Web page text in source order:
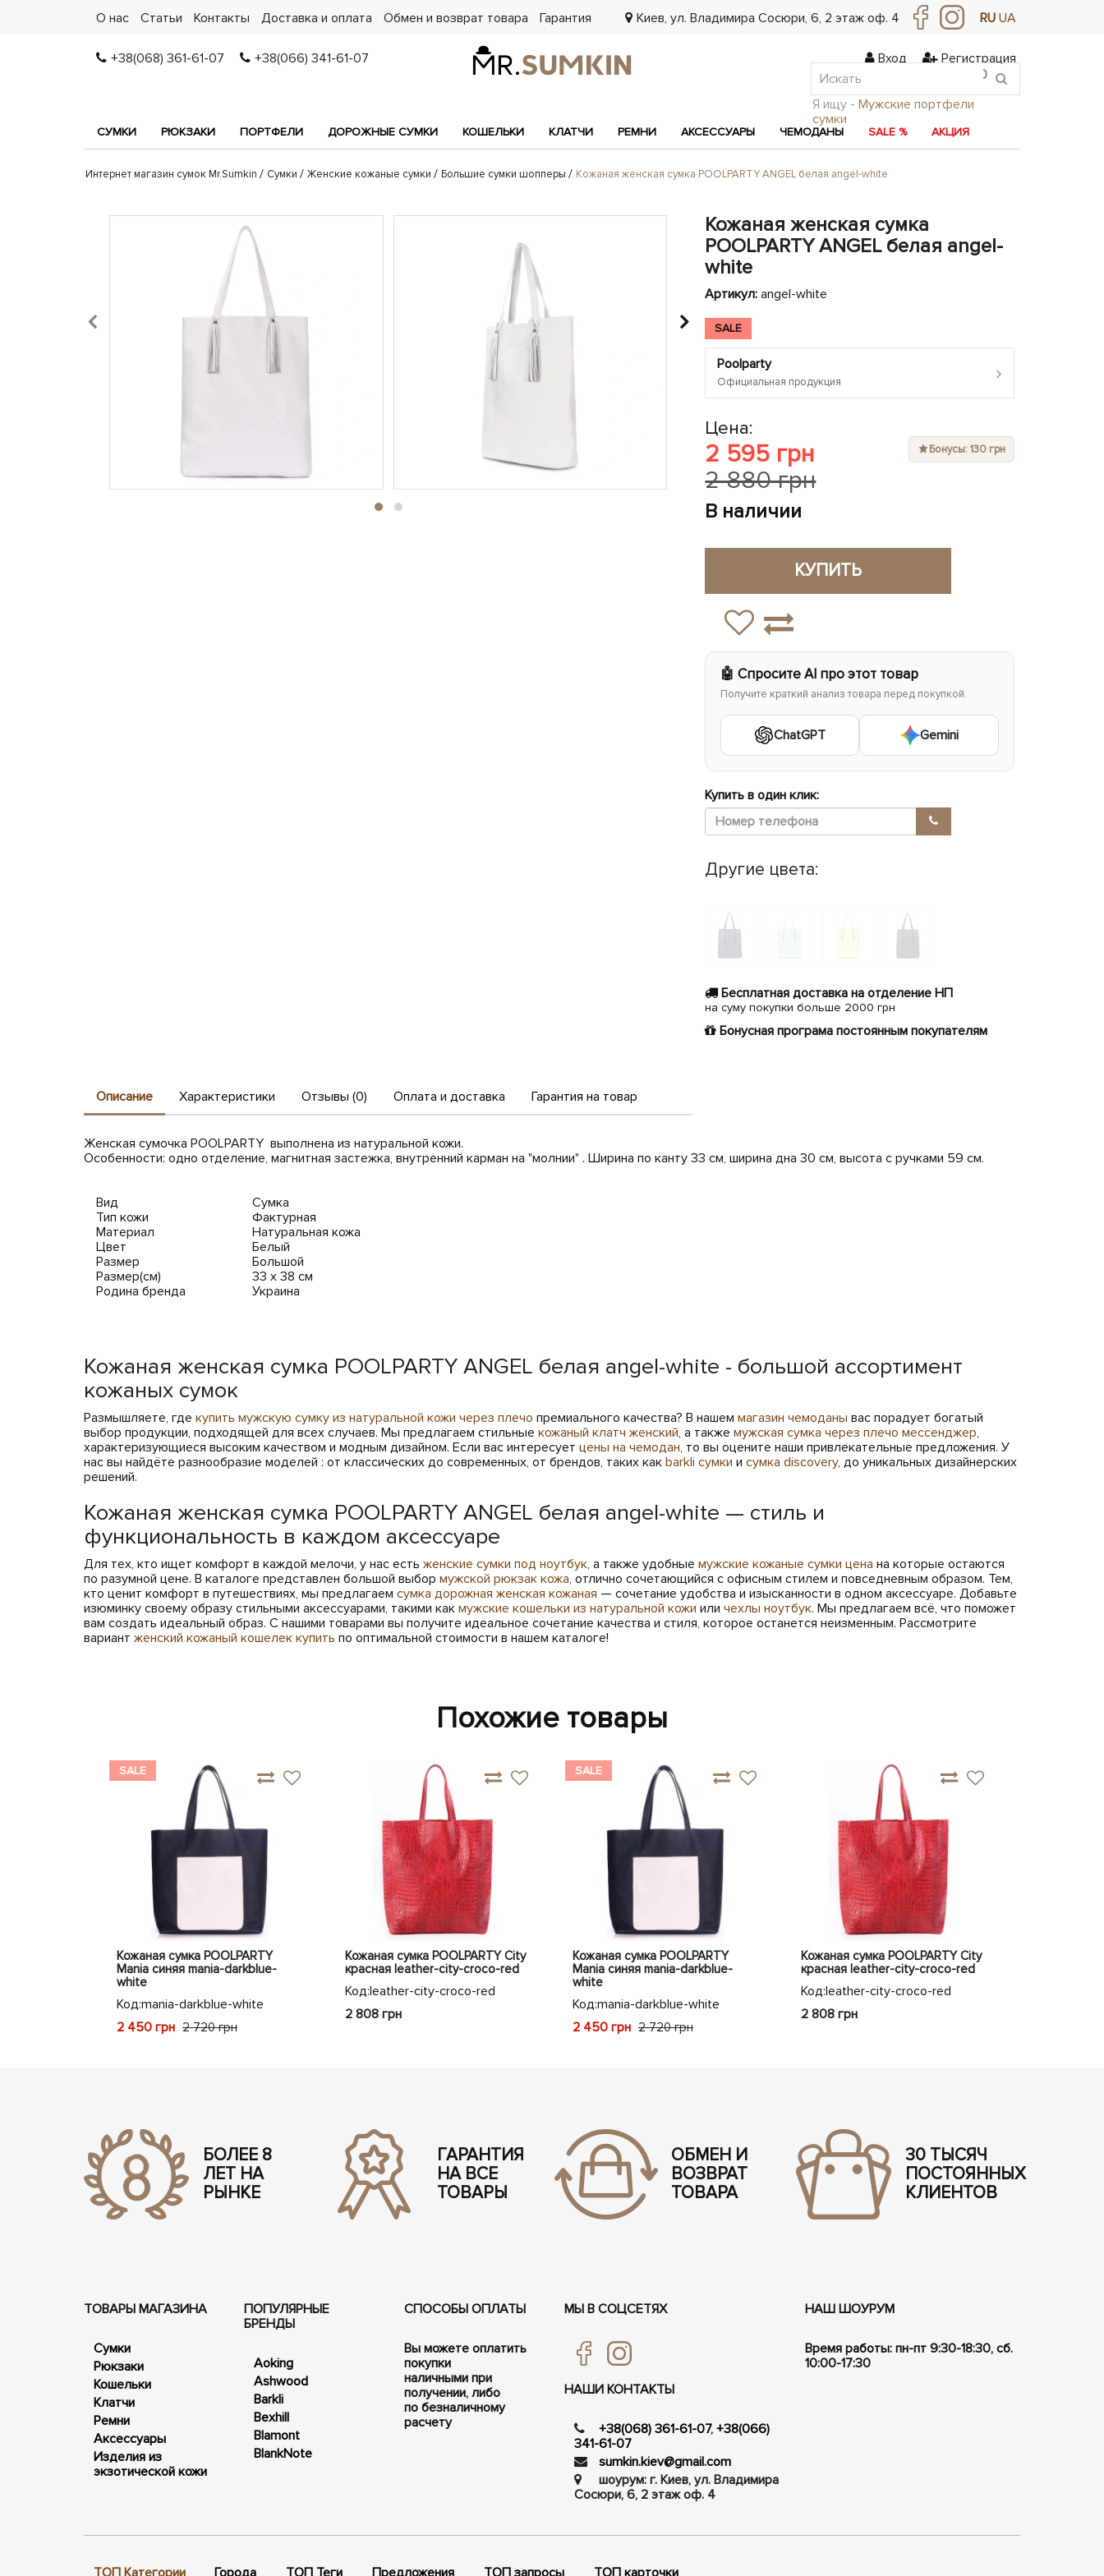
О нас Статьи Контакты Доставка и оплата Обмен и возврат товара Гарантия RU UA
Киев, ул. Владимира Сосюри, ​​6, 2 этаж оф. 4
+38(068) 361-61-07 +38(066) 341-61-07 Вход
Регистрация
0
СУМКИ РЮКЗАКИ ПОРТФЕЛИ ДОРОЖНЫЕ СУМКИ КОШЕЛЬКИ КЛАТЧИ РЕМНИ АКСЕССУАРЫ ЧЕМОДАНЫ SALE % АКЦИЯ
Я ищу - Мужские портфели
сумки
Интернет магазин сумок Mr.Sumkin Сумки Женские кожаные сумки Большие сумки шопперы Кожаная женская сумка POOLPARTY ANGEL белая angel-white
Кожаная женская сумка
POOLPARTY ANGEL белая angel-
white
Артикул: angel-white
SALE
Poolparty
Официальная продукция ›
Цена:
2 595 грн
2 880 грн
Бонусы: 130 грн
В наличии
КУПИТЬ
🤖 Спросите AI про этот товар
Получите краткий анализ товара перед покупкой.
ChatGPT Gemini
Купить в один клик:
Другие цвета:
Бесплатная доставка на отделение НП
на суму покупки больше 2000 грн
Бонусная програма постоянным покупателям
Описание Характеристики Отзывы (0) Оплата и доставка Гарантия на товар
Женская сумочка POOLPARTY выполнена из натуральной кожи.
Особенности: одно отделение, магнитная застежка, внутренний карман на "молнии" . Ширина по канту 33 см, ширина дна 30 см, высота с ручками 59 см.
Вид
Сумка
Тип кожи
Фактурная
Материал
Натуральная кожа
Цвет
Белый
Размер
Большой
Размер(см)
33 х 38 см
Родина бренда
Украина
Кожаная женская сумка POOLPARTY ANGEL белая angel-white - большой ассортимент
кожаных сумок
Размышляете, где купить мужскую сумку из натуральной кожи через плечо премиального качества? В нашем магазин чемоданы вас порадует богатый
выбор продукции, подходящей для всех случаев. Мы предлагаем стильные кожаный клатч женский, а также мужская сумка через плечо мессенджер,
характеризующиеся высоким качеством и модным дизайном. Если вас интересует цены на чемодан, то вы оцените наши привлекательные предложения. У
нас вы найдёте разнообразие моделей : от классических до современных, от брендов, таких как barkli сумки и сумка discovery, до уникальных дизайнерских
решений.
Кожаная женская сумка POOLPARTY ANGEL белая angel-white — стиль и
функциональность в каждом аксессуаре
Для тех, кто ищет комфорт в каждой мелочи, у нас есть женские сумки под ноутбук, а также удобные мужские кожаные сумки цена на которые остаются
по разумной цене. В каталоге представлен большой выбор мужской рюкзак кожа, отлично сочетающийся с офисным стилем и повседневным образом. Тем,
кто ценит комфорт в путешествиях, мы предлагаем сумка дорожная женская кожаная — сочетание удобства и изысканности в одном аксессуаре. Добавьте
изюминку своему образу стильными аксессуарами, такими как мужские кошельки из натуральной кожи или чехлы ноутбук. Мы предлагаем всё, что поможет
вам создать идеальный образ. С нашими товарами вы получите идеальное сочетание качества и стиля, которое останется неизменным. Рассмотрите
вариант женский кожаный кошелек купить по оптимальной стоимости в нашем каталоге!
Похожие товары
SALE
Кожаная сумка POOLPARTY
Mania синяя mania-darkblue-
white
Код:mania-darkblue-white
2 450 грн 2 720 грн
Кожаная сумка POOLPARTY City
красная leather-city-croco-red
Код:leather-city-croco-red
2 808 грн
SALE
Кожаная сумка POOLPARTY
Mania синяя mania-darkblue-
white
Код:mania-darkblue-white
2 450 грн 2 720 грн
Кожаная сумка POOLPARTY City
красная leather-city-croco-red
Код:leather-city-croco-red
2 808 грн
БОЛЕЕ 8
ЛЕТ НА
РЫНКЕ
ГАРАНТИЯ
НА ВСЕ
ТОВАРЫ
ОБМЕН И
ВОЗВРАТ
ТОВАРА
30 ТЫСЯЧ
ПОСТОЯННЫХ
КЛИЕНТОВ
ТОВАРЫ МАГАЗИНА
Сумки
Рюкзаки
Кошельки
Клатчи
Ремни
Аксессуары
Изделия из
экзотической кожи
ПОПУЛЯРНЫЕ
БРЕНДЫ
Aoking
Ashwood
Barkli
Bexhill
Blamont
BlankNote
СПОСОБЫ ОПЛАТЫ
Вы можете оплатить
покупки
наличными при
получении, либо
по безналичному
расчету
МЫ В СОЦСЕТЯХ
НАШИ КОНТАКТЫ
+38(068) 361-61-07, +38(066)
341-61-07
sumkin.kiev@gmail.com
шоурум: г. Киев, ул. Владимира
Сосюри, ​​6, 2 этаж оф. 4
НАШ ШОУРУМ
Время работы: пн-пт 9:30-18:30, сб.
10:00-17:30
ТОП Категории Города ТОП Теги Предложения ТОП запросы ТОП карточки